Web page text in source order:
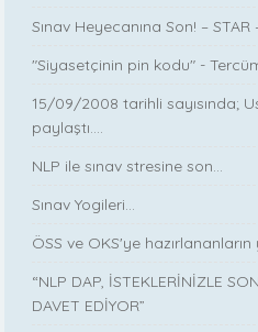
Sınav Heyecanına Son! –
"Siyasetçinin pin kodu" -
15/09/2008 tarihli sayısında;
paylaştı....
NLP ile sınav stresine son...
Sınav Yogileri...
ÖSS ve OKS'ye
“NLP DAP, İSTEKLERİNİZLE
DAVET EDİYOR”